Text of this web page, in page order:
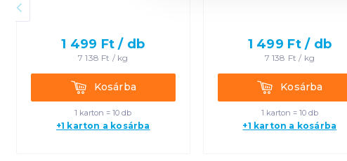
1 499 Ft / db
7 138 Ft / kg
KosárbaKosárba
1 karton = 10 db
+1 karton a kosárba
1 499 Ft / db
7 138 Ft / kg
KosárbaKosárba
1 karton = 10 db
+1 karton a kosárba